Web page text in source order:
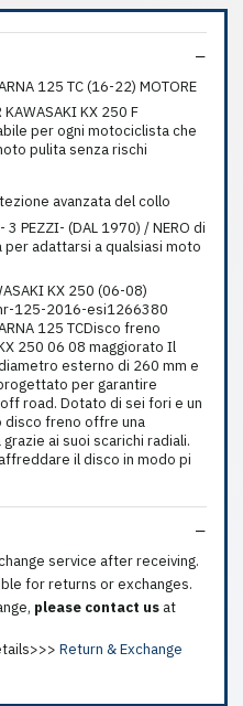
125 TC (16-22) MOTORE
KAWASAKI KX 250 F
per ogni motociclista che
pulita senza rischi
avanzata del collo
3 PEZZI- (DAL 1970) / NERO di
adattarsi a qualsiasi moto
KX 250 (06-08)
125-2016-esi1266380
125 TCDisco freno
250 06 08 maggiorato Il
esterno di 260 mm e
per garantire
road. Dotato di sei fori e un
disco freno offre una
ai suoi scarichi radiali.
il disco in modo pi
service after receiving.
for returns or exchanges.
please contact us at
Return & Exchange